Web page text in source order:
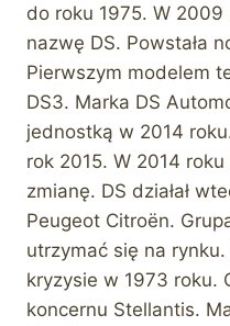
do roku 1975. W 2009
nazwę DS. Powstała
Pierwszym modelem
DS3. Marka DS
jednostką w 2014
rok 2015. W 2014 roku
zmianę. DS działał
Peugeot Citroën.
utrzymać się na
kryzysie w 1973 roku.
koncernu Stellantis.